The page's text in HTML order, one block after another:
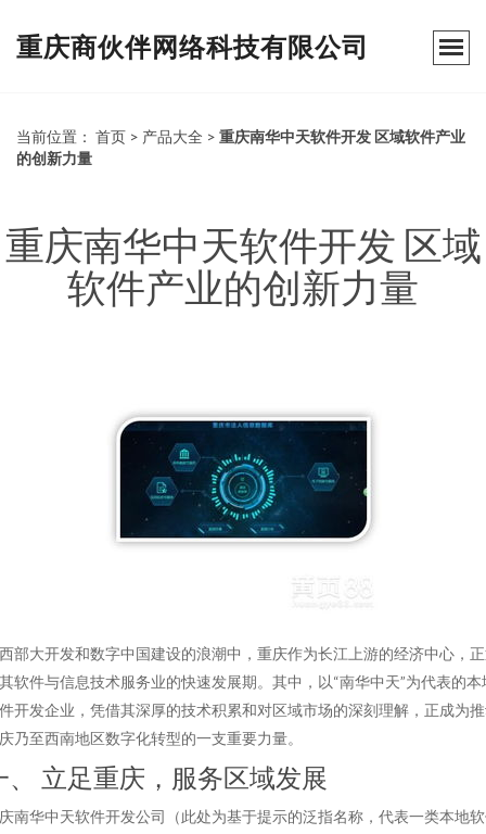
重庆商伙伴网络科技有限公司
当前位置： 首页 > 产品大全 > 重庆南华中天软件开发 区域软件产业
的创新力量
重庆南华中天软件开发 区域
软件产业的创新力量
部大开发和数字中国建设的浪潮中，重庆作为长江上游的经济中心，
软件与信息技术服务业的快速发展期。其中，以“南华中天”为代表的本
开发企业，凭借其深厚的技术积累和对区域市场的深刻理解，正成为
乃至西南地区数字化转型的一支重要力量。
、 立足重庆，服务区域发展
南华中天软件开发公司（此处为基于提示的泛指名称，代表一类本地